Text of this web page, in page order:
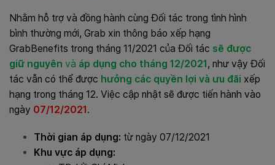
Nhằm hỗ trợ và đồng hành cùng Đối tác trong tình hình
bình thường mới, Grab xin thông báo xếp hạng
GrabBenefits trong tháng 11/2021 của Đối tác sẽ được
giữ nguyên và áp dụng cho tháng 12/2021, như vậy Đối
tác vẫn có thể được hưởng các quyền lợi và ưu đãi xếp
hạng trong tháng 12. Việc cập nhật sẽ được tiến hành vào
ngày 07/12/2021.
Thời gian áp dụng: từ ngày 07/12/2021
Khu vực áp dụng: